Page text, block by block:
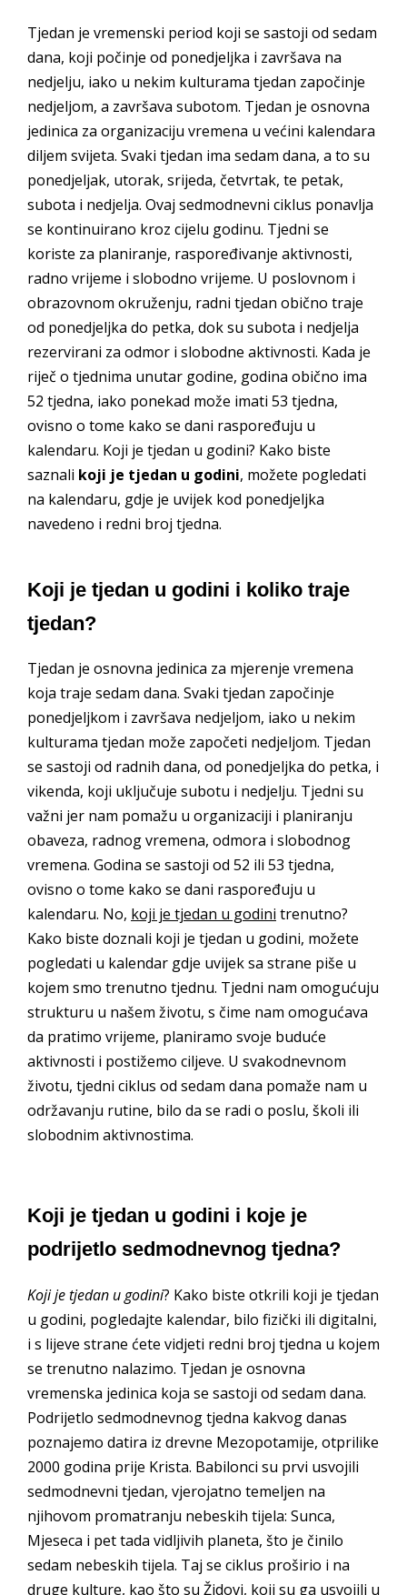
Tjedan je vremenski period koji se sastoji od sedam
dana, koji počinje od ponedjeljka i završava na
nedjelju, iako u nekim kulturama tjedan započinje
nedjeljom, a završava subotom. Tjedan je osnovna
jedinica za organizaciju vremena u većini kalendara
diljem svijeta. Svaki tjedan ima sedam dana, a to su
ponedjeljak, utorak, srijeda, četvrtak, te petak,
subota i nedjelja. Ovaj sedmodnevni ciklus ponavlja
se kontinuirano kroz cijelu godinu. Tjedni se
koriste za planiranje, raspoređivanje aktivnosti,
radno vrijeme i slobodno vrijeme. U poslovnom i
obrazovnom okruženju, radni tjedan obično traje
od ponedjeljka do petka, dok su subota i nedjelja
rezervirani za odmor i slobodne aktivnosti. Kada je
riječ o tjednima unutar godine, godina obično ima
52 tjedna, iako ponekad može imati 53 tjedna,
ovisno o tome kako se dani raspoređuju u
kalendaru. Koji je tjedan u godini? Kako biste
saznali koji je tjedan u godini, možete pogledati
na kalendaru, gdje je uvijek kod ponedjeljka
navedeno i redni broj tjedna.
Koji je tjedan u godini i koliko traje
tjedan?
Tjedan je osnovna jedinica za mjerenje vremena
koja traje sedam dana. Svaki tjedan započinje
ponedjeljkom i završava nedjeljom, iako u nekim
kulturama tjedan može započeti nedjeljom. Tjedan
se sastoji od radnih dana, od ponedjeljka do petka, i
vikenda, koji uključuje subotu i nedjelju. Tjedni su
važni jer nam pomažu u organizaciji i planiranju
obaveza, radnog vremena, odmora i slobodnog
vremena. Godina se sastoji od 52 ili 53 tjedna,
ovisno o tome kako se dani raspoređuju u
kalendaru. No, koji je tjedan u godini trenutno?
Kako biste doznali koji je tjedan u godini, možete
pogledati u kalendar gdje uvijek sa strane piše u
kojem smo trenutno tjednu. Tjedni nam omogućuju
strukturu u našem životu, s čime nam omogućava
da pratimo vrijeme, planiramo svoje buduće
aktivnosti i postižemo ciljeve. U svakodnevnom
životu, tjedni ciklus od sedam dana pomaže nam u
održavanju rutine, bilo da se radi o poslu, školi ili
slobodnim aktivnostima.
Koji je tjedan u godini i koje je
podrijetlo sedmodnevnog tjedna?
Koji je tjedan u godini? Kako biste otkrili koji je tjedan
u godini, pogledajte kalendar, bilo fizički ili digitalni,
i s lijeve strane ćete vidjeti redni broj tjedna u kojem
se trenutno nalazimo. Tjedan je osnovna
vremenska jedinica koja se sastoji od sedam dana.
Podrijetlo sedmodnevnog tjedna kakvog danas
poznajemo datira iz drevne Mezopotamije, otprilike
2000 godina prije Krista. Babilonci su prvi usvojili
sedmodnevni tjedan, vjerojatno temeljen na
njihovom promatranju nebeskih tijela: Sunca,
Mjeseca i pet tada vidljivih planeta, što je činilo
sedam nebeskih tijela. Taj se ciklus proširio i na
druge kulture, kao što su Židovi, koji su ga usvojili u